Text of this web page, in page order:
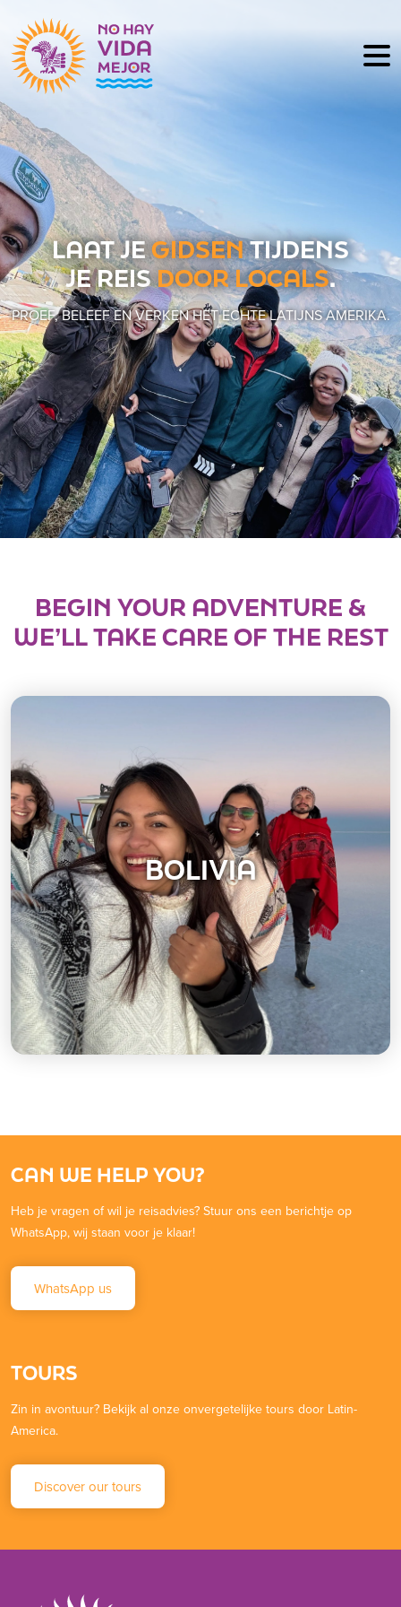
LAAT JEGIDSENTIJDENS
JE REISDOOR LOCALS.
PROEF, BELEEF EN VERKEN HET ECHTE LATIJNS AMERIKA.
BEGIN YOUR ADVENTURE &
WE’LL TAKE CARE OF THE REST
BOLIVIA
CAN WE HELP YOU?
Heb je vragen of wil je reisadvies? Stuur ons een berichtje op
WhatsApp, wij staan voor je klaar!
WhatsApp us
TOURS
Zin in avontuur? Bekijk al onze onvergetelijke tours door Latin-
America.
Discover our tours